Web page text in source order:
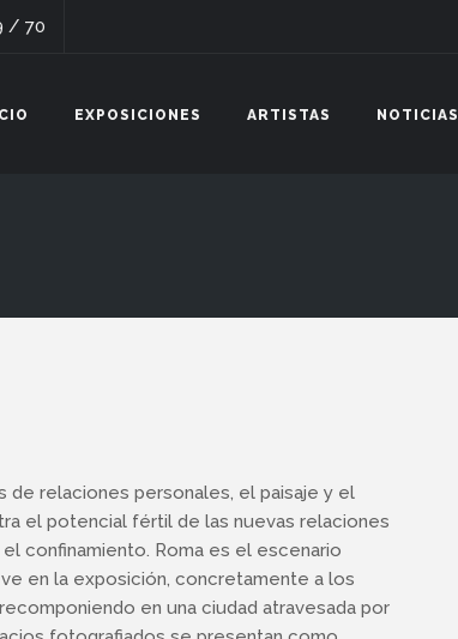
/ 70
EXPOSICIONES ARTISTAS NOTICIAS
relaciones personales, el paisaje y el
el potencial fértil de las nuevas relaciones
confinamiento. Roma es el escenario
en la exposición, concretamente a los
en una ciudad atravesada por